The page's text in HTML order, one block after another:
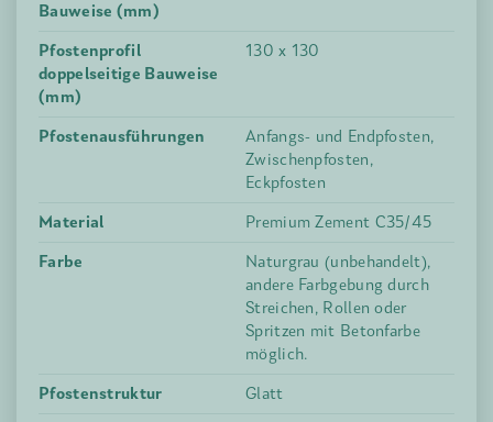
Bauweise (mm)
Pfostenprofil
doppelseitige Bauweise
(mm)
130 x 130
Pfostenausführungen
Anfangs- und Endpfosten,
Zwischenpfosten,
Eckpfosten
Material
Premium Zement C35/45
Farbe
Naturgrau (unbehandelt),
andere Farbgebung durch
Streichen, Rollen oder
Spritzen mit Betonfarbe
möglich.
Pfostenstruktur
Glatt